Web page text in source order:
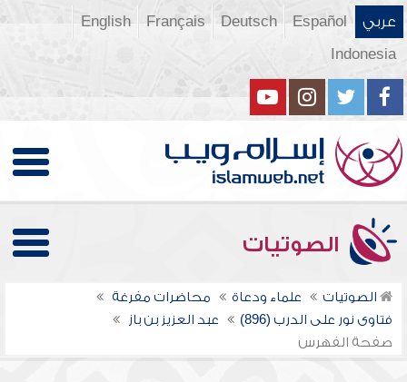
عربي Español
Deutsch
Français
English
Indonesia
الصوتيات
الصوتيات علماء ودعاة
محاضرات مفرغة
فتاوى نور على الدرب (896)
عبد العزيز بن باز
صفحة الفهرس